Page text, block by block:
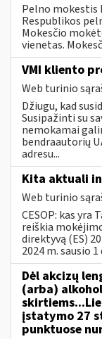
Pelno mokestis
Respublikos
Mokesčio
vienetas.
VMI kliento
Web turinio
Džiugu, kad
Susipažinti su
nemokamai
bendraautorių
adresu...
Kita aktuali
Web turinio
CESOP: kas yra
reiškia
direktyvą (ES)
2024 m. sausio 1
Dėl akcizų
(arba)
įstatymo 27
punktuose